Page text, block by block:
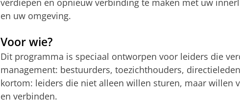
en uw omgeving.
Voor wie?
Dit programma is speciaal ontworpen voor leiders die
management: bestuurders, toezichthouders,
kortom: leiders die niet alleen willen sturen, maar willen
en verbinden.